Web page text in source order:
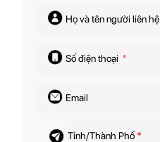
Họ và tên người liên hệ
Số điện thoại *
Email
Tỉnh/Thành Phố *